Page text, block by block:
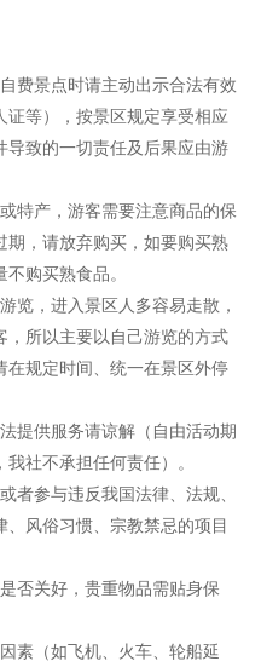
费景点时请主动出示合法有效
等），按景区规定享受相应
导致的一切责任及后果应由游
特产，游客需要注意商品的保
期，请放弃购买，如要购买熟
购买熟食品。
览，进入景区人多容易走散，
，所以主要以自己游览的方式
在规定时间、统一在景区外停
提供服务请谅解（自由活动期
社不承担任何责任）。
者参与违反我国法律、法规、
风俗习惯、宗教禁忌的项目
否关好，贵重物品需贴身保
素（如飞机、火车、轮船延